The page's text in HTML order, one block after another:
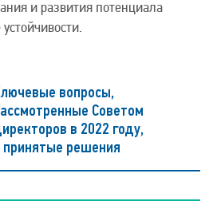
и развития потенциала
вопросы,
Советом
в 2022 году,
принятые решения